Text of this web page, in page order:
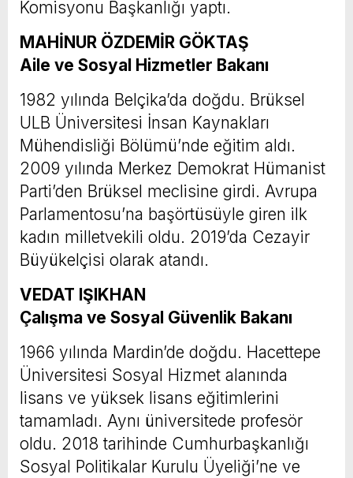
Komisyonu Başkanlığı yaptı.
MAHİNUR ÖZDEMİR GÖKTAŞ
Aile ve Sosyal Hizmetler Bakanı
1982 yılında Belçika’da doğdu. Brüksel
ULB Üniversitesi İnsan Kaynakları
Mühendisliği Bölümü’nde eğitim aldı.
2009 yılında Merkez Demokrat Hümanist
Parti’den Brüksel meclisine girdi. Avrupa
Parlamentosu’na başörtüsüyle giren ilk
kadın milletvekili oldu. 2019’da Cezayir
Büyükelçisi olarak atandı.
VEDAT IŞIKHAN
Çalışma ve Sosyal Güvenlik Bakanı
1966 yılında Mardin’de doğdu. Hacettepe
Üniversitesi Sosyal Hizmet alanında
lisans ve yüksek lisans eğitimlerini
tamamladı. Aynı üniversitede profesör
oldu. 2018 tarihinde Cumhurbaşkanlığı
Sosyal Politikalar Kurulu Üyeliği’ne ve